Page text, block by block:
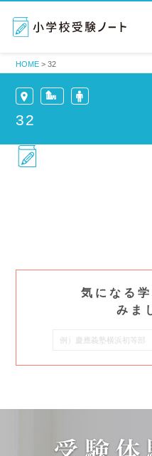
HOME >32
32
気になる
みま